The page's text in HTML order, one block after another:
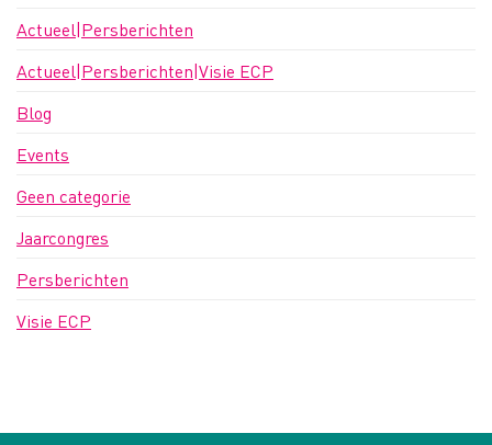
Actueel|Persberichten
Actueel|Persberichten|Visie ECP
Blog
Events
Geen categorie
Jaarcongres
Persberichten
Visie ECP